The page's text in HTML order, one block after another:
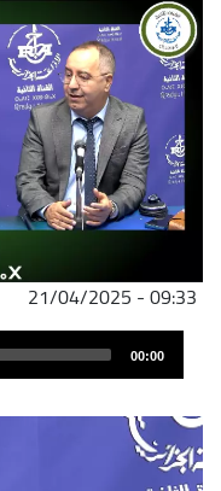
21/04/2025 - 09:33
00:00